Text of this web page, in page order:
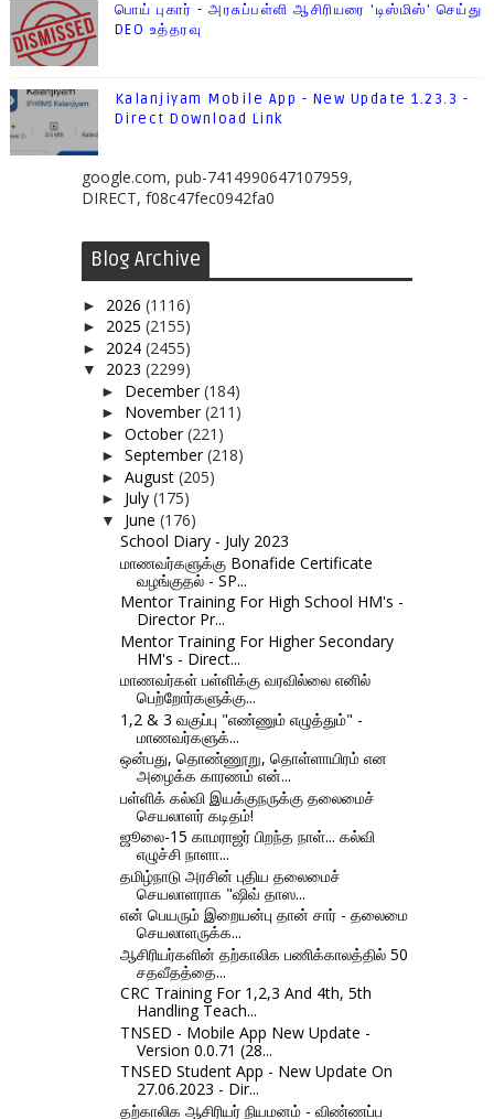
பொய் புகார் - அரசுப்பள்ளி ஆசிரியரை 'டிஸ்மிஸ்' செய்து
DEO உத்தரவு
Kalanjiyam Mobile App - New Update 1.23.3 -
Direct Download Link
google.com, pub-7414990647107959,
DIRECT, f08c47fec0942fa0
Blog Archive
► 2026 (1116)
► 2025 (2155)
► 2024 (2455)
▼ 2023 (2299)
► December(184)
► November(211)
► October(221)
► September(218)
► August (205)
► July (175)
▼ June (176)
School Diary - July 2023
மாணவர்களுக்கு Bonafide Certificate
வழங்குதல் - SP...
Mentor Training For High School HM's -
Director Pr...
Mentor Training For Higher Secondary
HM's - Direct...
மாணவர்கள் பள்ளிக்கு வரவில்லை எனில்
பெற்றோர்களுக்கு...
1,2 & 3 வகுப்பு "எண்ணும் எழுத்தும்" -
மாணவர்களுக்...
ஒன்பது, தொண்ணூறு, தொள்ளாயிரம் என
அழைக்க காரணம் என்...
பள்ளிக் கல்வி இயக்குநருக்கு தலைமைச்
செயலாளர் கடிதம்!
ஜூலை-15 காமராஜர் பிறந்த நாள்... கல்வி
எழுச்சி நாளா...
தமிழ்நாடு அரசின் புதிய தலைமைச்
செயலாளராக "ஷிவ் தாஸ...
என் பெயரும் இறையன்பு தான் சார் - தலைமை
செயலாளருக்க...
ஆசிரியர்களின் தற்காலிக பணிக்காலத்தில் 50
சதவீதத்தை...
CRC Training For 1,2,3 And 4th, 5th
Handling Teach...
TNSED - Mobile App New Update -
Version 0.0.71 (28...
TNSED Student App - New Update On
27.06.2023 - Dir...
தற்காலிக ஆசிரியர் நியமனம் - விண்ணப்ப